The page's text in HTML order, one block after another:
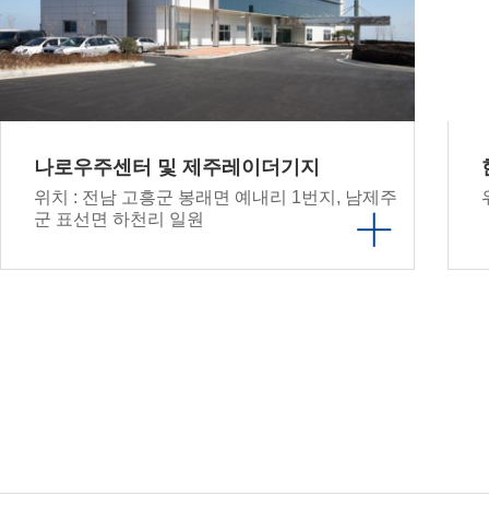
나로우주센터 및 제주레이더기지
위치 : 전남 고흥군 봉래면 예내리 1번지, 남제주
군 표선면 하천리 일원